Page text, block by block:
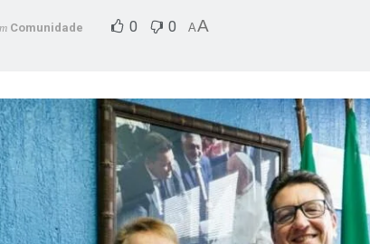
Comunidade 0 0 AA